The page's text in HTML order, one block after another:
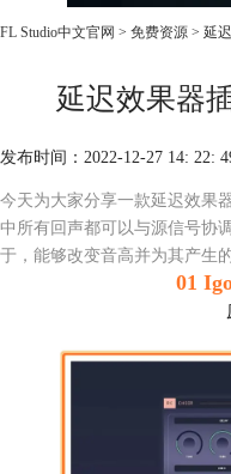
FL Studio中文官网 > 免费资源 > 延
延迟效果器
发布时间：2022-12-27 14: 22:
今天为大家分享一款延迟效果
中所有回声都可以与源信号协
于，能够改变音高并为其产生
01